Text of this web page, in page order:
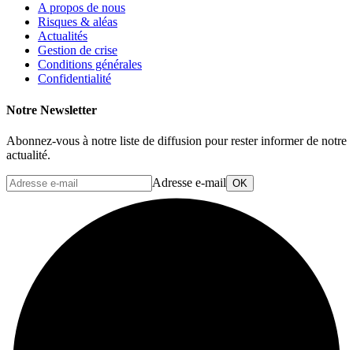
A propos de nous
Risques & aléas
Actualités
Gestion de crise
Conditions générales
Confidentialité
Notre Newsletter
Abonnez-vous à notre liste de diffusion pour rester informer de notre
actualité.
Adresse e-mail